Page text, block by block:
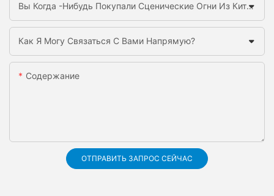
Вы Когда -нибудь Покупали Сценические Огни Из Китая Раньше?
Как Я Могу Связаться С Вами Напрямую?
Содержание
ОТПРАВИТЬ ЗАПРОС СЕЙЧАС